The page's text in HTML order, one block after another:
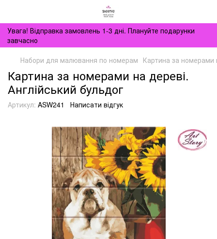
Увага! Відправка замовлень 1-3 дні. Плануйте подарунки
завчасно
Набори для малювання по номерам Картина за номерами
Картина за номерами на дереві.
Англійський бульдог
Артикул: ASW241 Написати відгук